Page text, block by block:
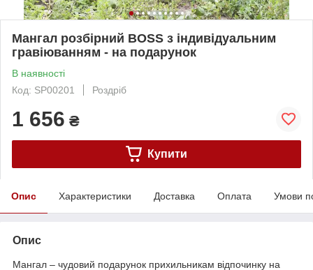
Мангал розбірний BOSS з індивідуальним
гравіюванням - на подарунок
В наявності
Код: SP00201
Роздріб
1 656 ₴
Купити
Опис Характеристики Доставка Оплата Умови
Опис
Мангал – чудовий подарунок прихильникам відпочинку на